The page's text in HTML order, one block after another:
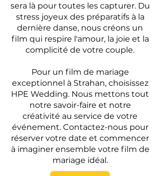
sera là pour toutes les capturer. Du
stress joyeux des préparatifs à la
dernière danse, nous créons un
film qui respire l'amour, la joie et la
complicité de votre couple.
Pour un film de mariage
exceptionnel à Strahan, choisissez
HPE Wedding. Nous mettons tout
notre savoir-faire et notre
créativité au service de votre
événement. Contactez-nous pour
réserver votre date et commencer
à imaginer ensemble votre film de
mariage idéal.